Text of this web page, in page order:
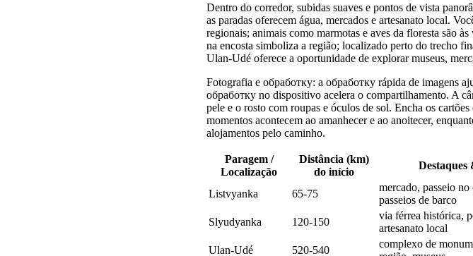
Dentro do corredor, subidas suaves e pontos de vista
as paradas oferecem água, mercados e artesanato local.
regionais; animais como marmotas e aves da floresta são
na encosta simboliza a região; localizado perto do trecho
Ulan-Udé oferece a oportunidade de explorar museus,
Fotografia e обработку: a обработку rápida de imagens
обработку no dispositivo acelera o compartilhamento. A
pele e o rosto com roupas e óculos de sol. Encha os
momentos acontecem ao amanhecer e ao anoitecer,
alojamentos pelo caminho.
Paragem /
Localização
Distância (km)
do início
Destaques
Listvyanka
65-75
mercado, passeio
passeios de barco
Slyudyanka 120-150
via férrea histórica,
artesanato local
Ulan-Udé 520-540
complexo de